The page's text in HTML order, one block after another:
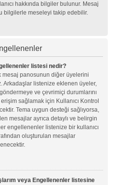
hakkında bilgiler bulunur. Mesaj
bilgilerle meseleyi takip edebilir.
listesi nedir?
mesaj panosunun diğer üyelerini
Arkadaşlar listenize eklenen üyeler,
ve çevrimiçi durumlarını
sağlamak için Kullanıcı Kontrol
Tema uygun desteği sağlıyorsa,
mesajlar ayrıca detaylı ve belirgin
engellenenler listenize bir kullanıcı
oluşturulan mesajlar
veya Engellenenler listesine